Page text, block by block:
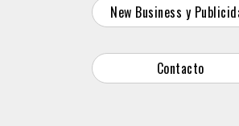
New Business y
Contacto